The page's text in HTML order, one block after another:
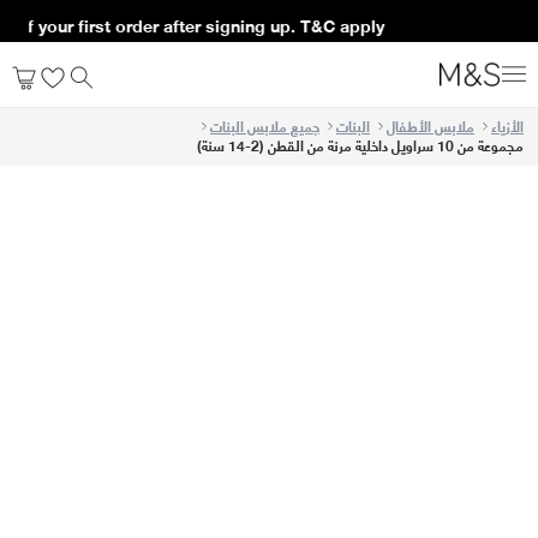
off your first order after signing up. T&C apply*
الأزياء ملابس الأطفال البنات جميع ملابس البنات
مجموعة من 10 سراويل داخلية مرنة من القطن (2-14 سنة)